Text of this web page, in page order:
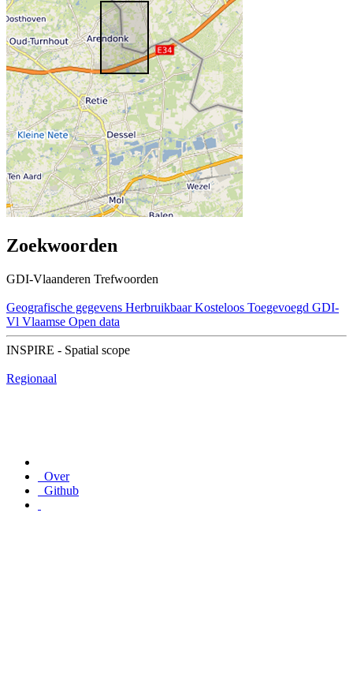
Zoekwoorden
GDI-Vlaanderen Trefwoorden
Geografische gegevens Herbruikbaar Kosteloos Toegevoegd GDI-
Vl Vlaamse Open data
INSPIRE - Spatial scope
Regionaal
Over
Github